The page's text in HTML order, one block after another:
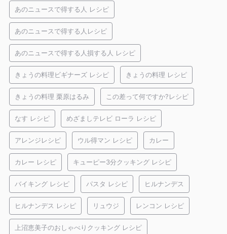
あのニュースで得する人 レシピ
あのニュースで得する人レシピ
あのニュースで得する人損する人 レシピ
きょうの料理ビギナーズ レシピ きょうの料理 レシピ
きょうの料理 栗原はるみ この差って何ですか?レシピ
なす レシピ めざましテレビ ローラ レシピ
アレンジレシピ ウル得マン レシピ カレー
カレー レシピ キューピー3分クッキング レシピ
バイキング レシピ パスタ レシピ ヒルナンデス
ヒルナンデス レシピ リュウジ レンコン レシピ
上沼恵美子のおしゃべりクッキング レシピ